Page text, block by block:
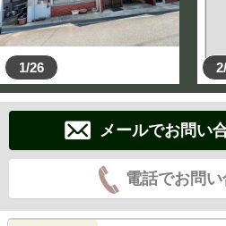
1/26
メールでお問い
電話でお問